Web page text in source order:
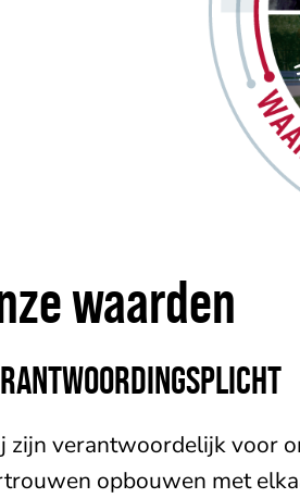
waarden
zijn verantwoordelijk voor
opbouwen met